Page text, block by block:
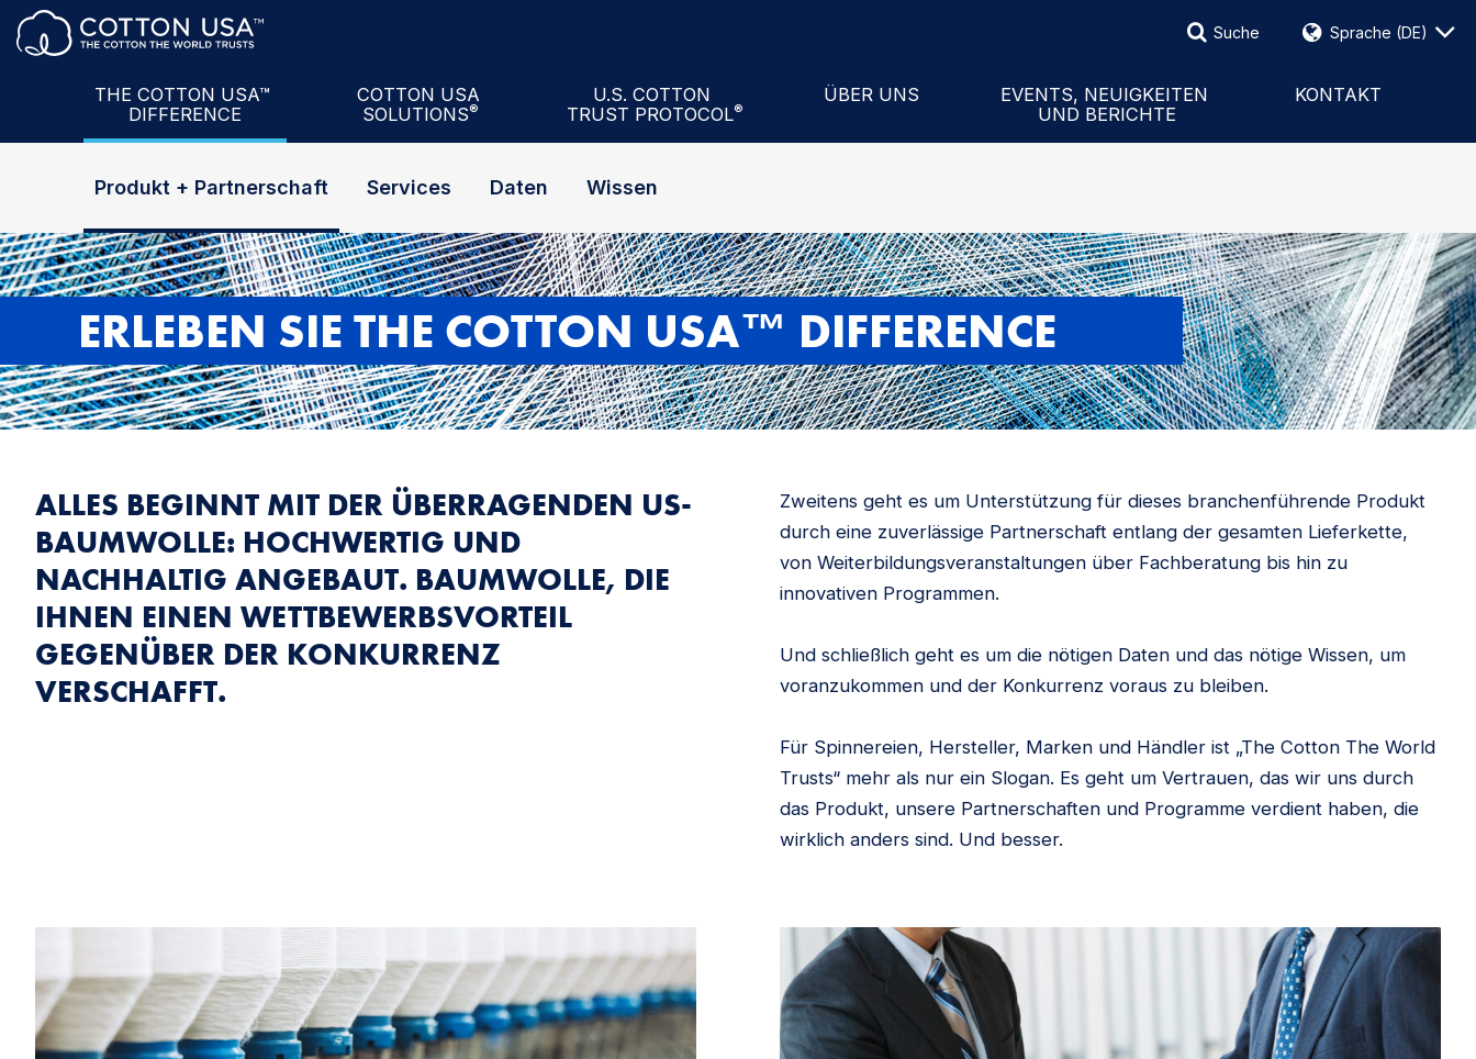
Suche
Suche Sprache (DE)
THE COTTON USA™
DIFFERENCE
Services
Wissen
COTTON USA
SOLUTIONS®
COTTON USA Mill Performance Index®
U.S. COTTON
TRUST PROTOCOL®
Etwa U.S. Cotton Trust Protocol®
ÜBER UNS
EVENTS, NEUIGKEITEN
UND BERICHTE
Pressemitteilungen
KONTAKT
Produkt + Partnerschaft Services Daten Wissen
ERLEBEN SIE THE COTTON USA™ DIFFERENCE
ALLES BEGINNT MIT DER ÜBERRAGENDEN US-
BAUMWOLLE: HOCHWERTIG UND
NACHHALTIG ANGEBAUT. BAUMWOLLE, DIE
IHNEN EINEN WETTBEWERBSVORTEIL
GEGENÜBER DER KONKURRENZ
VERSCHAFFT.
Zweitens geht es um Unterstützung für dieses branchenführende Produkt
durch eine zuverlässige Partnerschaft entlang der gesamten Lieferkette,
von Weiterbildungsveranstaltungen über Fachberatung bis hin zu
innovativen Programmen.
Und schließlich geht es um die nötigen Daten und das nötige Wissen, um
voranzukommen und der Konkurrenz voraus zu bleiben.
Für Spinnereien, Hersteller, Marken und Händler ist „The Cotton The World
Trusts“ mehr als nur ein Slogan. Es geht um Vertrauen, das wir uns durch
das Produkt, unsere Partnerschaften und Programme verdient haben, die
wirklich anders sind. Und besser.